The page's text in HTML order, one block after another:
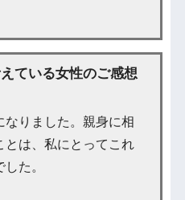
ている女性のご感想
なりました。親身に相
とは、私にとってこれ
た。